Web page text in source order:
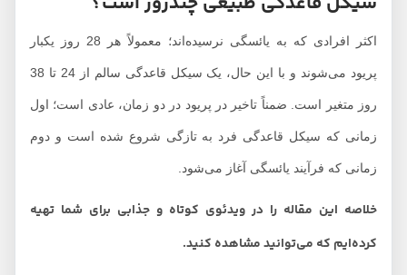
اکثر افرادی که به یائسگی نرسیده‌اند؛ معمولاً هر 28 روز یکبار
پریود می‌شوند و با این حال، یک سیکل قاعدگی سالم از 24 تا 38
روز متغیر است. ضمناً تاخیر در پریود در دو زمان، عادی است؛ اول
زمانی که سیکل قاعدگی فرد به تازگی شروع شده است و دوم
زمانی که فرآیند یائسگی آغاز می‌شود.
خلاصه این مقاله را در ویدئوی کوتاه و جذابی برای شما تهیه
کرده‌ایم که می‌توانید مشاهده کنید.